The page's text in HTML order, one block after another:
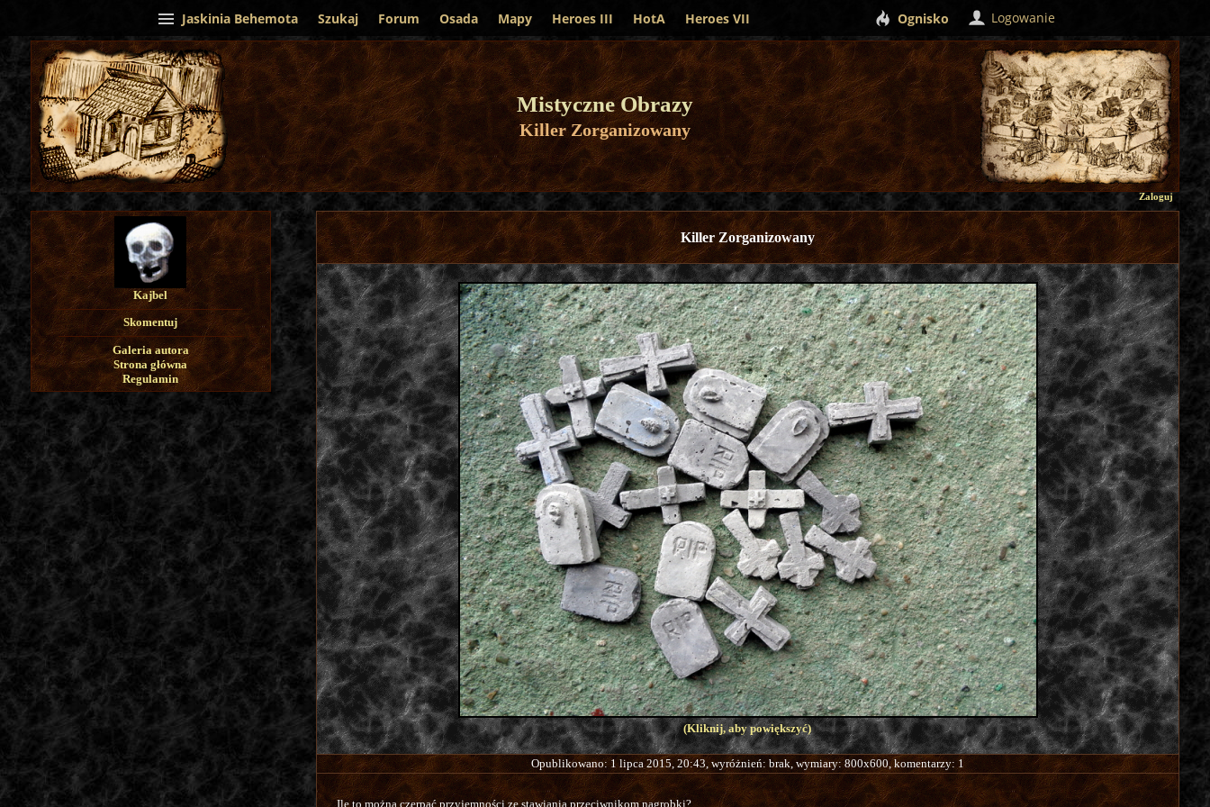
Mistyczne Obrazy
Killer Zorganizowany
Zaloguj
Kajbel
Skomentuj
Galeria autora
Strona główna
Regulamin
Killer Zorganizowany
(Kliknij, aby powiększyć)
Opublikowano: 1 lipca 2015, 20:43, wyróżnień: brak, wymiary: 800x600, komentarzy: 1
Ile to można czerpać przyjemności ze stawiania przeciwnikom nagrobki?
Jaskinia Behemota Szukaj Forum Osada Mapy Heroes III HotA Heroes VII Ognisko Logowanie